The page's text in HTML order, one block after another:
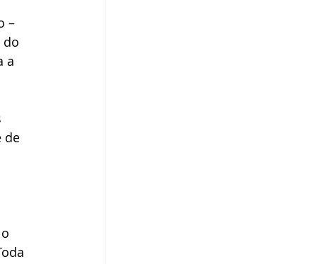
–
do
a
de